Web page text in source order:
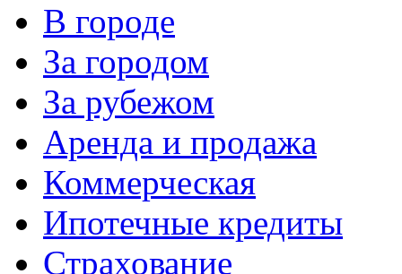
В городе
За городом
За рубежом
Аренда и продажа
Коммерческая
Ипотечные кредиты
Страхование